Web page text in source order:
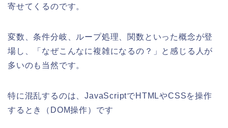
寄せてくるのです。
変数、条件分岐、ループ処理、関数といった概念が登
場し、「なぜこんなに複雑になるの？」と感じる人が
多いのも当然です。
特に混乱するのは、JavaScriptでHTMLやCSSを操作
するとき（DOM操作）です